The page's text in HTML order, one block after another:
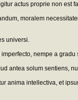
actus proprie non est
moralem
universi.
nempe a
antea solum sentiens,
anima intellectiva, et